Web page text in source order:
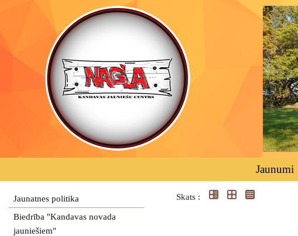
Jaunumi
Jaunatnes politika
Biedrība "Kandavas novada
jauniešiem"
Skats :